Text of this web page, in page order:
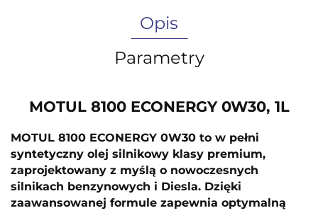
Opis
Parametry
MOTUL 8100 ECONERGY 0W30, 1L
MOTUL 8100 ECONERGY 0W30 to w pełni
syntetyczny olej silnikowy klasy premium,
zaprojektowany z myślą o nowoczesnych
silnikach benzynowych i Diesla. Dzięki
zaawansowanej formule zapewnia optymalną